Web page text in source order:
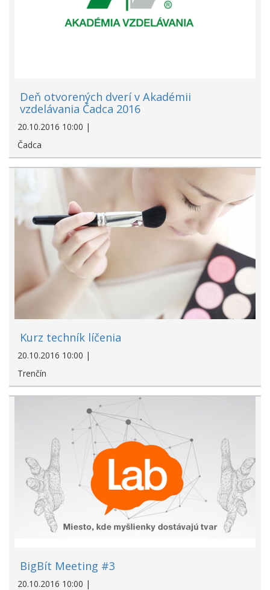
Deň otvorených dverí v Akadémii
vzdelávania Čadca 2016
20.10.2016 10:00 |
Čadca
Kurz techník líčenia
20.10.2016 10:00 |
Trenčín
BigBít Meeting #3
20.10.2016 10:00 |